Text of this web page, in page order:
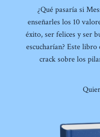
¿Qué pasaría si
enseñarles los 10
éxito, ser felices y ser
escucharían? Este
crack sobre los